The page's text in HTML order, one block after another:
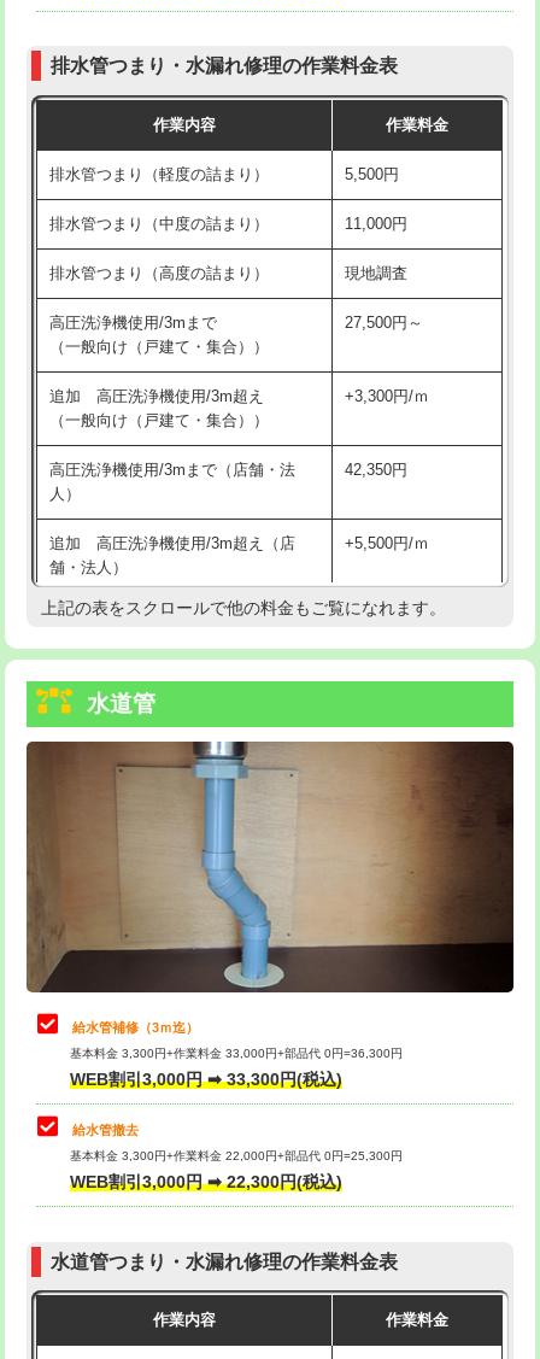
追加人工 16,500円
現場見積
※給水管工事は20mmまでの価格です。
交換・取付（その他部品） 11,000円+材料費
持込商品取付（単水栓） 13,200円
持込商品取付（混合水栓） 16,500円
持込商品取付（浄水器・分岐水栓） 16,500円
給水管工事※（ホール加工) 16,500円
給水管工事※（バンド止め) 3,300円
給水管工事※（支持金具設置)
給水管工事※（保温材使用（バンド止
め込み）)
5,500円
給水管工事※（土の掘削・埋め戻し作
業)
11,000円
給水管工事※（塩ビ管（VP・HI）使
用/3ｍまで)
33,000円
給水管工事※（塩ビ管（VP・HI）使
+8,800円
給水管工事※（ライニング鋼管・銅
管・ポリ管・HT管使用/3ｍまで)
給水管工事※（ライニング鋼管・銅
管・ポリ管・HT管使用/3ｍ超え)
排水管工事（土の掘削・埋め戻し作
11,000円~
排水管工事（排水管工事/3ｍまで） 55,000円
排水管工事（追加 排水管工事/3ｍ超
マス交換（土の掘削・埋め戻し作業）
マス交換（深さ50㎝未満）
マス交換（深さ50㎝以上）
コンクリート斫り（厚さ10㎝まで）
モルタル補修（厚さ10㎝超え） 38,500円
排水管つまり・水漏れ修理の作業料金表
作業内容 作業料金
排水管つまり（軽度の詰まり） 5,500円
排水管つまり（中度の詰まり） 11,000円
排水管つまり（高度の詰まり） 現地調査
高圧洗浄機使用/3mまで
（一般向け（戸建て・集合））
27,500円～
追加 高圧洗浄機使用/3m超え
（一般向け（戸建て・集合））
+3,300円/ｍ
高圧洗浄機使用/3mまで（店舗・法
人）
42,350円
追加 高圧洗浄機使用/3m超え（店
舗・法人）
+5,500円/ｍ
高度高圧洗浄換 現地調査
トーラー機使用/3mまで
追加トーラー機使用/3m超え
33,000円
8,800円
止水・漏水調査・防水処理・清掃・修
理・調整・分解・加工など（軽作業）
11,000円
止水・漏水調査・防水処理・清掃・修
理・調整・分解・加工など（中作業）
止水・漏水調査・防水処理・清掃・修
理・調整・分解・加工など（重作業）
33,000円
その他部品の脱着
交換・取付（タンク）
式）)
式・ワンホール）)
上記の表をスクロールで他の料金もご覧になれます。
水道管
給水管補修（3ｍ迄）
基本料金 3,300円+作業料金 33,000円+部品代 0円=36,300円
WEB割引3,000円 ➡ 33,300円(税込)
給水管撤去
基本料金 3,300円+作業料金 22,000円+部品代 0円=25,300円
WEB割引3,000円 ➡ 22,300円(税込)
水道管つまり・水漏れ修理の作業料金表
作業内容 作業料金